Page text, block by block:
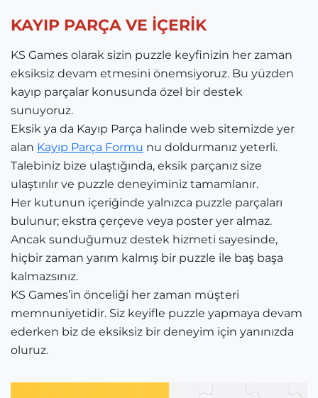
KAYIP PARÇA VE İÇERİK
KS Games olarak sizin puzzle keyfinizin her zaman
eksiksiz devam etmesini önemsiyoruz. Bu yüzden
kayıp parçalar konusunda özel bir destek
sunuyoruz.
Eksik ya da Kayıp Parça halinde web sitemizde yer
alan Kayıp Parça Formu nu doldurmanız yeterli.
Talebiniz bize ulaştığında, eksik parçanız size
ulaştırılır ve puzzle deneyiminiz tamamlanır.
Her kutunun içeriğinde yalnızca puzzle parçaları
bulunur; ekstra çerçeve veya poster yer almaz.
Ancak sunduğumuz destek hizmeti sayesinde,
hiçbir zaman yarım kalmış bir puzzle ile baş başa
kalmazsınız.
KS Games’in önceliği her zaman müşteri
memnuniyetidir. Siz keyifle puzzle yapmaya devam
ederken biz de eksiksiz bir deneyim için yanınızda
oluruz.